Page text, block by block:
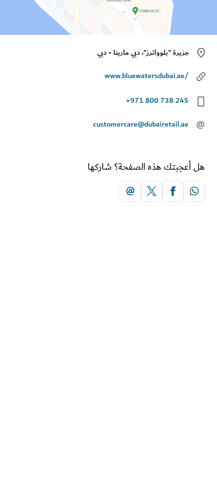
جزيرة "بلوواترز"، دبي مارينا - دبي
www.bluewatersdubai.ae/
+971 800 738 245
customercare@dubairetail.ae
هذه الصفحة؟ شاركها